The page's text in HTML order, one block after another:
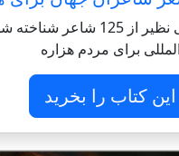
مجموعه شعر بی نظیر از 125
المللی برای مردم هزاره
این کتاب را بخرید